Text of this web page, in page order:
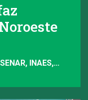
INAES,